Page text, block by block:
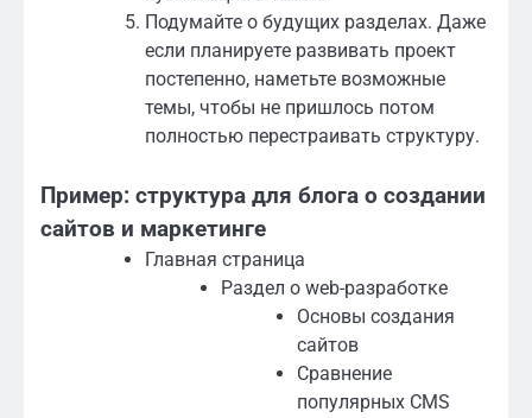
Подумайте о будущих разделах. Даже
если планируете развивать проект
постепенно, наметьте возможные
темы, чтобы не пришлось потом
полностью перестраивать структуру.
Пример: структура для блога о создании
сайтов и маркетинге
Главная страница
Раздел о web-разработке
Основы создания
сайтов
Сравнение
популярных CMS